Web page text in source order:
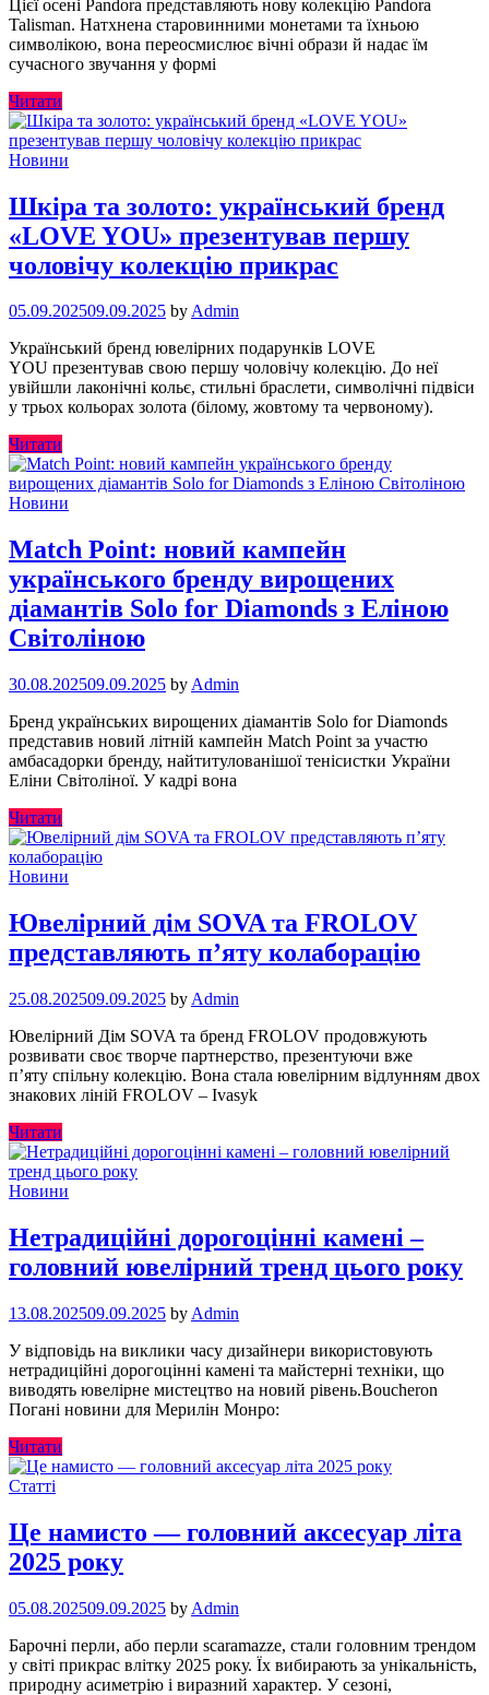
Цієї осені Pandora представляють нову колекцію Pandora
Talisman. Натхнена старовинними монетами та їхньою
символікою, вона переосмислює вічні образи й надає їм
сучасного звучання у формі
Читати
Новини
Шкіра та золото: український бренд
«LOVE YOU» презентував першу
чоловічу колекцію прикрас
05.09.202509.09.2025 byAdmin
Український бренд ювелірних подарунків LOVE
YOU презентував свою першу чоловічу колекцію. До неї
увійшли лаконічні кольє, стильні браслети, символічні підвіси
у трьох кольорах золота (білому, жовтому та червоному).
Читати
Новини
Match Point: новий кампейн
українського бренду вирощених
діамантів Solo for Diamonds з Еліною
Світоліною
30.08.202509.09.2025 by Admin
Бренд українських вирощених діамантів Solo for Diamonds
представив новий літній кампейн Match Point за участю
амбасадорки бренду, найтитулованішої тенісистки України
Еліни Світоліної. У кадрі вона
Читати
Новини
Ювелірний дім SOVA та FROLOV
представляють п’яту колаборацію
25.08.202509.09.2025 by Admin
Ювелірний Дім SOVA та бренд FROLOV продовжують
розвивати своє творче партнерство, презентуючи вже
п’яту спільну колекцію. Вона стала ювелірним відлунням двох
знакових ліній FROLOV – Ivasyk
Читати
Новини
Нетрадиційні дорогоцінні камені –
головний ювелірний тренд цього року
13.08.202509.09.2025 by Admin
У відповідь на виклики часу дизайнери використовують
нетрадиційні дорогоцінні камені та майстерні техніки, що
виводять ювелірне мистецтво на новий рівень.Boucheron
Погані новини для Мерилін Монро:
Читати
Статті
Це намисто — головний аксесуар літа
2025 року
05.08.202509.09.2025 by Admin
Барочні перли, або перли scaramazze, стали головним трендом
у світі прикрас влітку 2025 року. Їх вибирають за унікальність,
природну асиметрію і виразний характер. У сезоні,